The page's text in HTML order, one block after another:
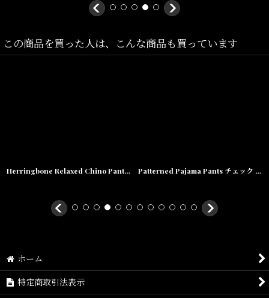
この商品を買った人は、こんな商品も買っています
Herringbone Relaxed Chino Pants リラックス チノ パンツ Green Patterned Pajama Pants チェック パターン パジャマ パンツ プレイド Brown Plaid
ホーム
特定商取引法表示